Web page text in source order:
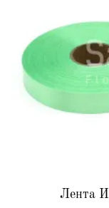
Лента